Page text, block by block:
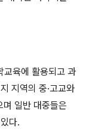
교육에 활용되고 과
지역의 중·고교와
일반 대중들은
다.